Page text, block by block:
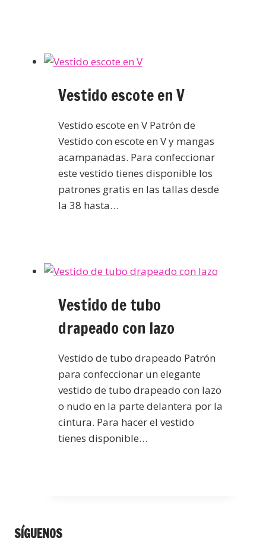
Vestido escote en V
Vestido escote en V Patrón de
Vestido con escote en V y mangas
acampanadas. Para confeccionar
este vestido tienes disponible los
patrones gratis en las tallas desde
la 38 hasta…
Vestido de tubo
drapeado con lazo
Vestido de tubo drapeado Patrón
para confeccionar un elegante
vestido de tubo drapeado con lazo
o nudo en la parte delantera por la
cintura. Para hacer el vestido
tienes disponible…
SÍGUENOS